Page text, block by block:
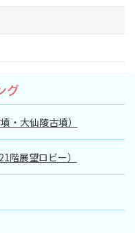
グ
・大仙陵古墳）
階展望ロビー）